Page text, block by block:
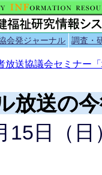
会発ジャーナル 調査・
放送協議会セミナー
放送の
15日（